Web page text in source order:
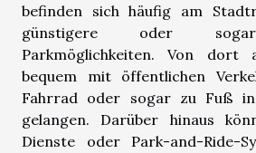
befinden sich häufig am
günstigere oder
Parkmöglichkeiten. Von dort
bequem mit öffentlichen
Fahrrad oder sogar zu Fuß
gelangen. Darüber hinaus
Dienste oder Park-and-Ride-